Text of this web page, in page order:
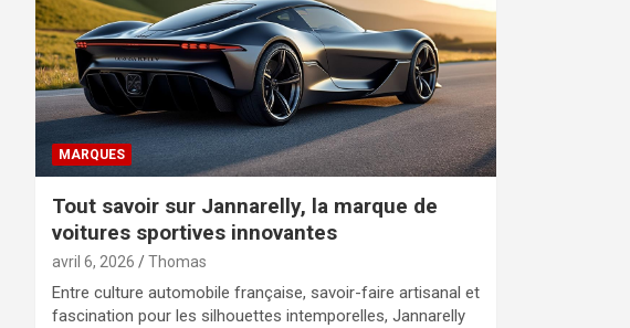
MARQUES
Tout savoir sur Jannarelly, la marque de
voitures sportives innovantes
avril 6, 2026 Thomas
Entre culture automobile française, savoir-faire artisanal et
fascination pour les silhouettes intemporelles, Jannarelly